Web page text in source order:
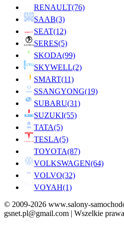
RENAULT(76)
SAAB(3)
SEAT(12)
SERES(5)
SKODA(99)
SKYWELL(2)
SMART(11)
SSANGYONG(19)
SUBARU(31)
SUZUKI(55)
TATA(5)
TESLA(5)
TOYOTA(87)
VOLKSWAGEN(64)
VOLVO(32)
VOYAH(1)
© 2009-2026 www.salony-
gsnet.pl@gmail.com | Wszelkie